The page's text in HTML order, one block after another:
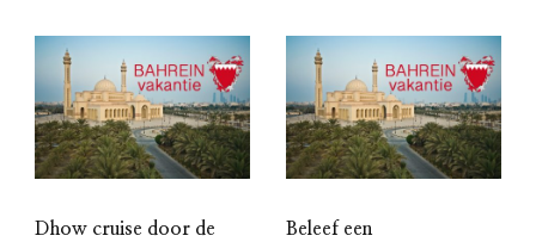
Dhow cruise door de
Beleef een